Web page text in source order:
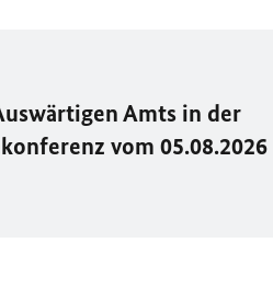
Amts in der
vom 05.08.2026